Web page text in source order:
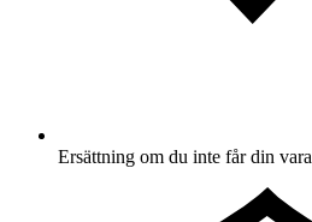
Ersättning om du inte får din vara